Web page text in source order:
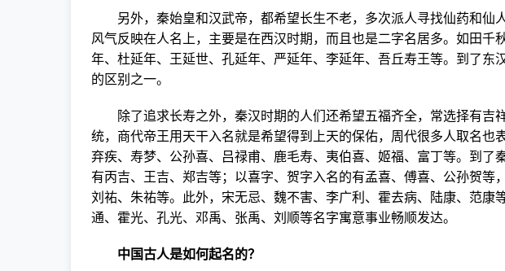
另外，秦始皇和汉武帝，都希望长生不老，多次派人寻找仙药和仙
风气反映在人名上，主要是在西汉时期，而且也是二字名居多。如田千
年、杜延年、王延世、孔延年、严延年、李延年、吾丘寿王等。到了东
的区别之一。
除了追求长寿之外，秦汉时期的人们还希望五福齐全，常选择有吉
统，商代帝王用天干入名就是希望得到上天的保佑，周代很多人取名也
弃疾、寿梦、公孙喜、吕禄甫、鹿毛寿、夷伯喜、姬福、富丁等。到了
有丙吉、王吉、郑吉等；以喜字、贺字入名的有孟喜、傅喜、公孙贺等
刘祐、朱祐等。此外，宋无忌、魏不害、李广利、霍去病、陆康、范康
通、霍光、孔光、邓禹、张禹、刘顺等名字寓意事业畅顺发达。
中国古人是如何起名的？